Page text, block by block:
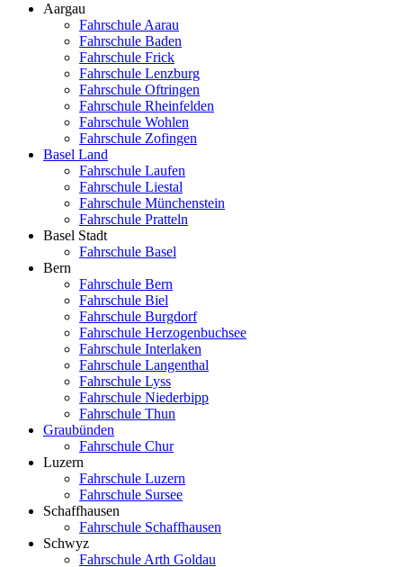
Aargau
Fahrschule Aarau
Fahrschule Baden
Fahrschule Frick
Fahrschule Lenzburg
Fahrschule Oftringen
Fahrschule Rheinfelden
Fahrschule Wohlen
Fahrschule Zofingen
Basel Land
Fahrschule Laufen
Fahrschule Liestal
Fahrschule Münchenstein
Fahrschule Pratteln
Basel Stadt
Fahrschule Basel
Bern
Fahrschule Bern
Fahrschule Biel
Fahrschule Burgdorf
Fahrschule Herzogenbuchsee
Fahrschule Interlaken
Fahrschule Langenthal
Fahrschule Lyss
Fahrschule Niederbipp
Fahrschule Thun
Graubünden
Fahrschule Chur
Luzern
Fahrschule Luzern
Fahrschule Sursee
Schaffhausen
Fahrschule Schaffhausen
Schwyz
Fahrschule Arth Goldau